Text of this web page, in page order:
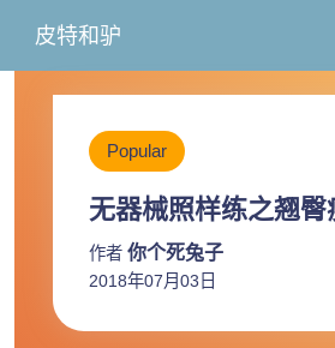
皮特和驴
Popular
无器械照样练之翘臀
作者 你个死兔子
2018年07月03日